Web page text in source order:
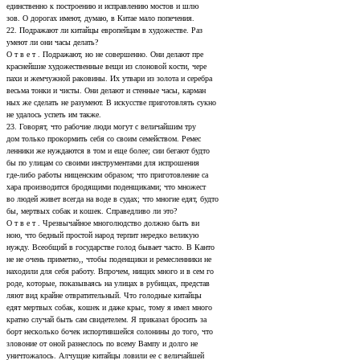
единственно к построению и исправлению мостов и шлю­
зов. О дорогах имеют, думаю, в Китае мало попечения.
22. Подражают ли китайцы европейцам в художестве. Раз­
умеют ли они часы делать?
О т в е т . Подражают, но не совершенно. Они делают пре­
краснейшие художественные вещи из слоновой кости, чере­
пахи и жемчужной раковины. Их утвари из золота и серебра
весьма тонки и чисты. Они делают и стенные часы, карман­
ных же сделать не разумеют. В искусстве приготовлять сукно
не удалось успеть им также.
23. Говорят, что рабочие люди могут с величайшим тру­
дом только прокормить себя со своим семейством. Ремес­
ленники же нуждаются в том и еще более; сии бегают будто
бы по улицам со своими инструментами для испрошения
где-либо работы нищенским образом; что приготовление са­
хара производится бродящими поденщиками; что множест­
во людей живет всегда на воде в судах; что многие едят, будто
бы, мертвых собак и кошек. Справедливо ли это?
О т в е т . Чрезвычайное многолюдство должно быть ви­
ною, что бедный простой народ терпит нередко великую
нужду. Всеобщий в государстве голод бывает часто. В Канто­
не не очень приметно,, чтобы поденщики и ремесленники не
находили для себя работу. Впрочем, нищих много и в сем го­
роде, которые, показываясь на улицах в рубищах, представ­
ляют вид крайне отвратительный. Что голодные китайцы
едят мертвых собак, кошек и даже крыс, тому я имел много­
кратно случай быть сам свидетелем. Я приказал бросить за
борт несколько бочек испортившейся солонины до того, что
зловоние от оной разнеслось по всему Вампу и долго не
уничтожалось. Алчущие китайцы ловили ее с величайшей